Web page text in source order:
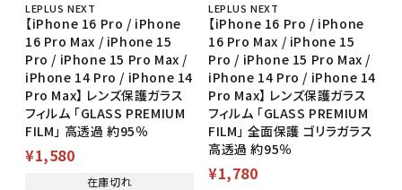
LEPLUS NEXT
【iPhone 16 Pro / iPhone
16 Pro Max / iPhone 15
Pro / iPhone 15 Pro Max /
iPhone 14 Pro / iPhone 14
Pro Max】 レンズ保護ガラス
フィルム 「GLASS PREMIUM
FILM」 高透過 約95％
¥1,580
在庫切れ
LEPLUS NEXT
【iPhone 16 Pro / iPhone
16 Pro Max / iPhone 15
Pro / iPhone 15 Pro Max /
iPhone 14 Pro / iPhone 14
Pro Max】 レンズ保護ガラス
フィルム 「GLASS PREMIUM
FILM」 全面保護 ゴリラガラス
高透過 約95％
¥1,780